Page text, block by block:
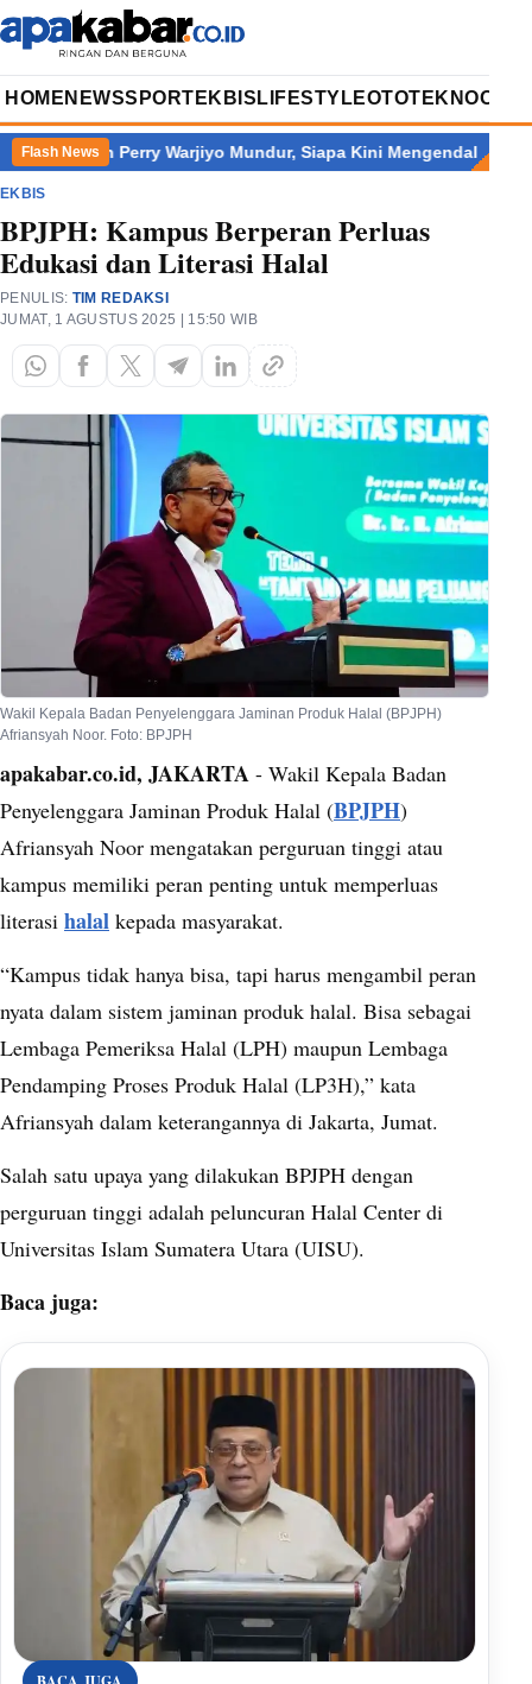
HOME NEWSSPORT EKBIS LIFESTYLEOTOTEKNOOPINI
Flash NewsPerry Warjiyo Mundur, Siapa Kini Mengendalikan Bank
EKBIS
BPJPH: Kampus Berperan Perluas
Edukasi dan Literasi Halal
PENULIS: TIM REDAKSI
JUMAT, 1 AGUSTUS 2025 | 15:50 WIB
Wakil Kepala Badan Penyelenggara Jaminan Produk Halal (BPJPH)
Afriansyah Noor. Foto: BPJPH
apakabar.co.id, JAKARTA - Wakil Kepala Badan
Penyelenggara Jaminan Produk Halal (BPJPH)
Afriansyah Noor mengatakan perguruan tinggi atau
kampus memiliki peran penting untuk memperluas
literasi halal kepada masyarakat.
“Kampus tidak hanya bisa, tapi harus mengambil peran
nyata dalam sistem jaminan produk halal. Bisa sebagai
Lembaga Pemeriksa Halal (LPH) maupun Lembaga
Pendamping Proses Produk Halal (LP3H),” kata
Afriansyah dalam keterangannya di Jakarta, Jumat.
Salah satu upaya yang dilakukan BPJPH dengan
perguruan tinggi adalah peluncuran Halal Center di
Universitas Islam Sumatera Utara (UISU).
Baca juga: